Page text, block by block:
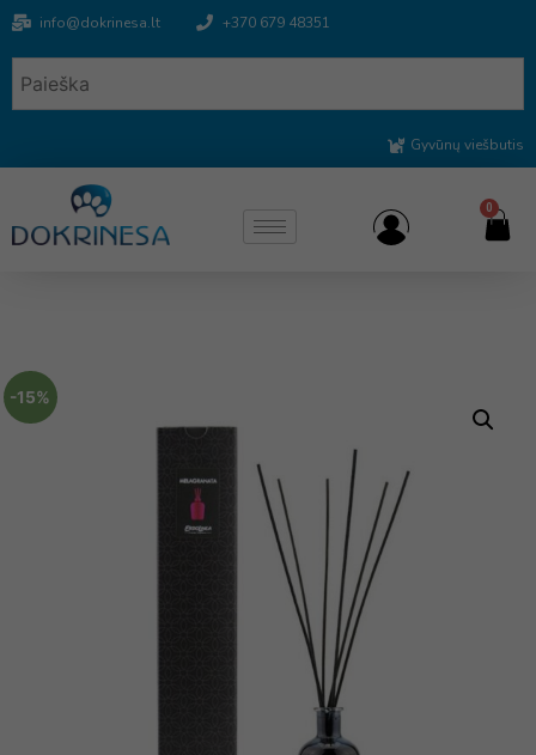
info@dokrinesa.lt +370 679 48351
Gyvūnų viešbutis
0
-15%